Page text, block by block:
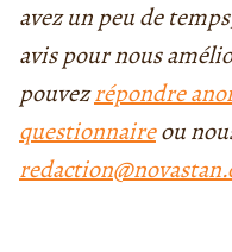
avez un peu de
avis pour nous
pouvezrépondre
questionnaireou